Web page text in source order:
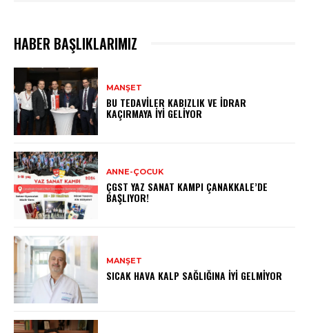
HABER BAŞLIKLARIMIZ
MANŞET
BU TEDAVILER KABIZLIK VE İDRAR
KAÇIRMAYA İYI GELIYOR
ANNE-ÇOCUK
ÇGST YAZ SANAT KAMPI ÇANAKKALE’DE
BAŞLIYOR!
MANŞET
SICAK HAVA KALP SAĞLIĞINA İYI GELMIYOR